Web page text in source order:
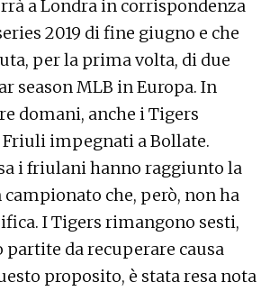
a Londra in corrispondenza
2019 di fine giugno e che
per la prima volta, di due
season MLB in Europa. In
domani, anche i Tigers
Friuli impegnati a Bollate.
i friulani hanno raggiunto la
che, però, non ha
I Tigers rimangono sesti,
partite da recuperare causa
proposito, è stata resa nota